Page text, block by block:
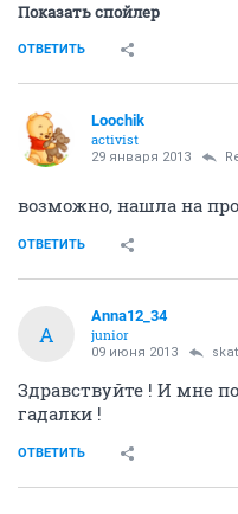
Показать спойлер
ОТВЕТИТЬ
Loochik
activist
29 января 2013
возможно, нашла на
ОТВЕТИТЬ
A
Anna12_34
junior
09 июня 2013
Здравствуйте ! И мне
гадалки !
ОТВЕТИТЬ